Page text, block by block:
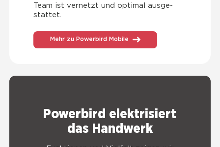
Team ist ver­netzt und opti­mal aus­ge­
stat­tet.
Mehr zu Powerbird Mobile
Power­bird elek­tri­siert
das Hand­werk